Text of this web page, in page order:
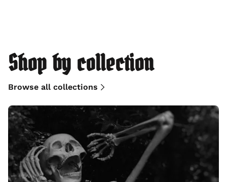
Hilfe-Center
Support
Produkt-Updates
unserer Kunden
Beispiele für Websites
Blog
API-Dokumente
Glossar
Partner
Über
Karriere